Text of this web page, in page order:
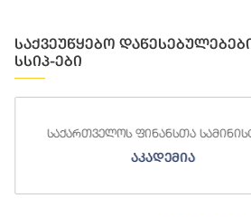
საქვეუწყებო
სსიპ-ები
საქართველოს ფინანსთა
აკადემია